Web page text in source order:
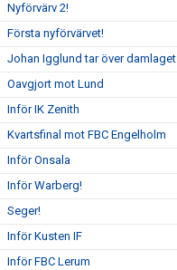
Nyförvärv 2!
Första nyförvärvet!
Johan Igglund tar över damlaget
Oavgjort mot Lund
Inför IK Zenith
Kvartsfinal mot FBC Engelholm
Inför Onsala
Inför Warberg!
Seger!
Inför Kusten IF
Inför FBC Lerum